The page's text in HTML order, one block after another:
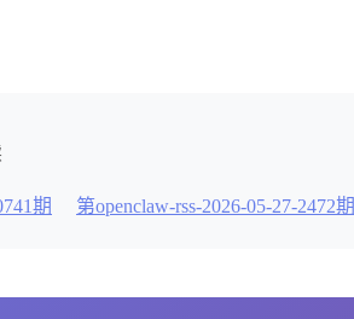
期 第openclaw-rss-2026-05-27-2472期